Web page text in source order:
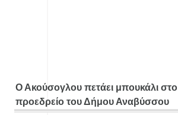
Ο Ακούσογλου πετάει μπουκάλι στο
προεδρείο του Δήμου Αναβύσσου